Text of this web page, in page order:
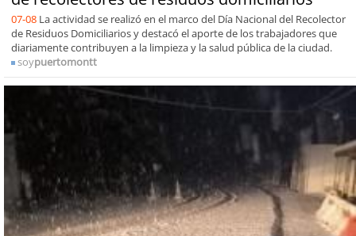
07-08 La actividad se realizó en el marco del Día Nacional del Recolector
de Residuos Domiciliarios y destacó el aporte de los trabajadores que
diariamente contribuyen a la limpieza y la salud pública de la ciudad.
soypuertomontt